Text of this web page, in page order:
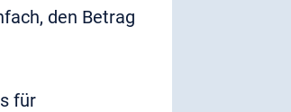
den Betrag
für